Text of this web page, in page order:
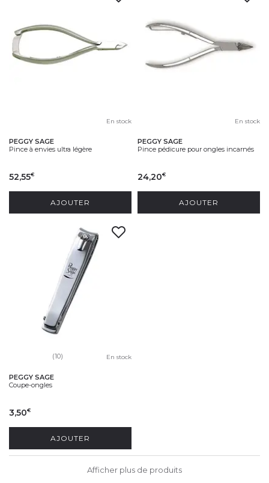
En stock
PEGGY SAGE
Pince à envies ultra légère
52,55€
AJOUTER
En stock
PEGGY SAGE
Pince pédicure pour ongles incarnés
24,20€
AJOUTER
(10) En stock
PEGGY SAGE
Coupe-ongles
3,50€
AJOUTER
Afficher plus de produits